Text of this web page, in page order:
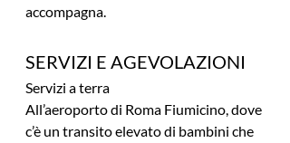
accompagna.
SERVIZI E AGEVOLAZIONI
Servizi a terra
All’aeroporto di Roma Fiumicino, dove
c’è un transito elevato di bambini che